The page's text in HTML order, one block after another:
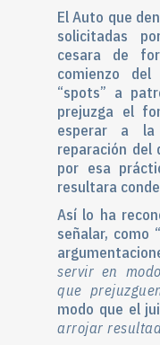
El Auto que
solicitadas
cesara de
comienzo
“spots” a
prejuzga el
esperar a
reparación del
por esa
resultara
Así lo ha
señalar, como
servir en
que
modo que el
arrojar